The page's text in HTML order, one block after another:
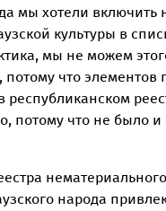
мы хотели включить
культуры в
мы не можем
что элементов
республиканском
потому что не было и
народа